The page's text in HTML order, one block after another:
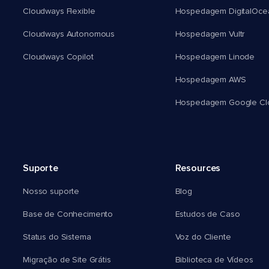
Cloudways Flexible
Cloudways Autonomous
Cloudways Copilot
Hospedagem
Hospedagem Vultr
Hospedagem Linode
Hospedagem AWS
Hospedagem Google
Suporte
Nosso suporte
Base de Conhecimento
Status do Sistema
Migração de Site Grátis
Resources
Blog
Estudos de Caso
Voz do Cliente
Biblioteca de Vídeos